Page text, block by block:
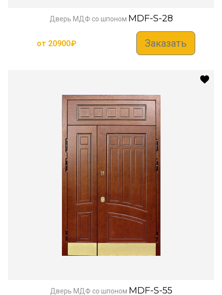
Дверь МДФ со шпоном MDF-S-28
от 20900₽ Заказать
Дверь МДФ со шпоном MDF-S-55